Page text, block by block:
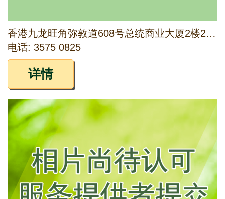
香港九龙旺角弥敦道608号总统商业大厦2楼217室
电话: 3575 0825
详情